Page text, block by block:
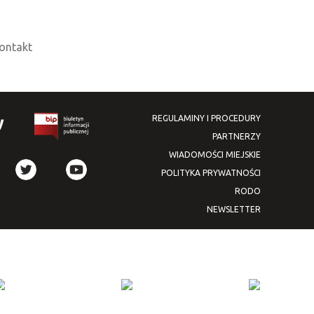
REGULAMINY I PROCEDURY
PARTNERZY
WIADOMOŚCI MIEJSKIE
POLITYKA PRYWATNOŚCI
RODO
NEWSLETTER